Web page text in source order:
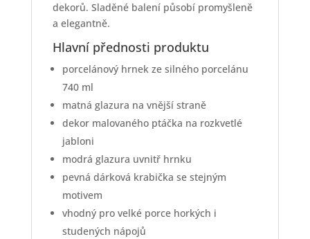
dekorů. Sladěné balení působí promyšleně
a elegantně.
Hlavní přednosti produktu
porcelánový hrnek ze silného porcelánu
740 ml
matná glazura na vnější straně
dekor malovaného ptáčka na rozkvetlé
jabloni
modrá glazura uvnitř hrnku
pevná dárková krabička se stejným
motivem
vhodný pro velké porce horkých i
studených nápojů